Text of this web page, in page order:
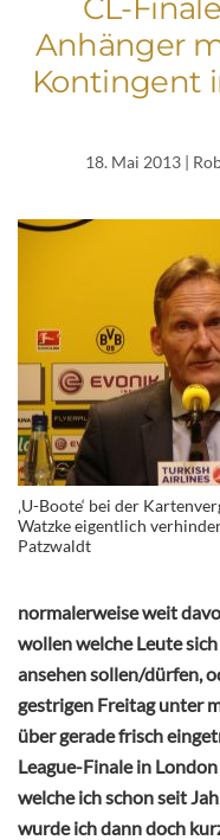
CL-
Anhänger
Kontingent
18. Mai 2013 |
‚U-Boote‘ bei der
Watzke eigentlich
Patzwaldt
normalerweise weit
wollen welche Leute
ansehen sollen/dürfen,
gestrigen Freitag unter
über gerade frisch
League-Finale in
welche ich schon seit
wurde ich dann doch